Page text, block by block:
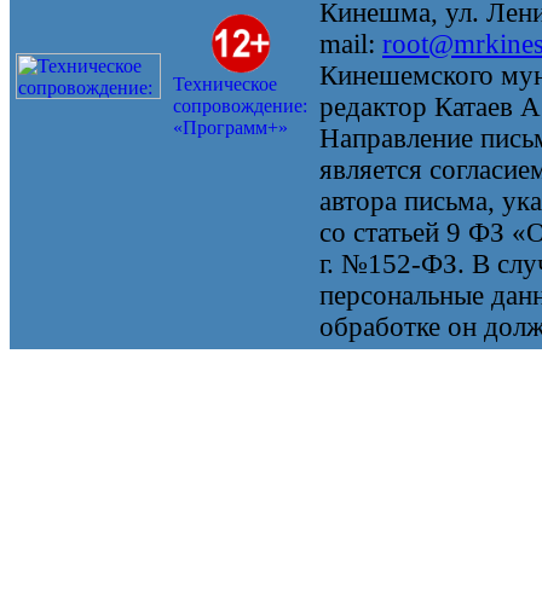
Техническое
сопровождение:
«Программ+»
Кинешма, ул.
mail:
Кинешемского
редактор Катаев
Направление
является
автора письма,
со статьей 9 ФЗ
г. №152-ФЗ. В
персональные
обработке он